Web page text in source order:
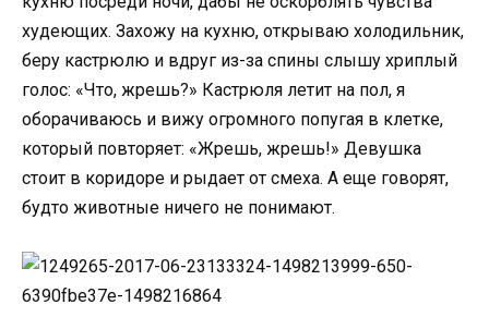
худеющих. Захожу на кухню, открываю холодильник,
беру кастрюлю и вдруг из-за спины слышу хриплый
голос: «Что, жрешь?» Кастрюля летит на пол, я
оборачиваюсь и вижу огромного попугая в клетке,
который повторяет: «Жрешь, жрешь!» Девушка
стоит в коридоре и рыдает от смеха. А еще говорят,
будто животные ничего не понимают.